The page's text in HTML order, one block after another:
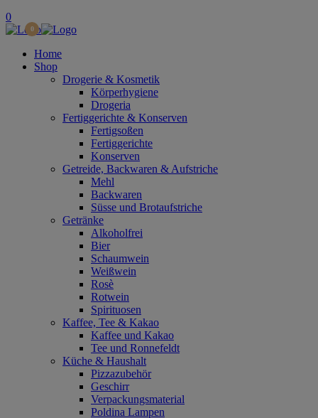
0
0
Home
Shop
Drogerie & Kosmetik
Körperhygiene
Drogeria
Fertiggerichte & Konserven
Fertigsoßen
Fertiggerichte
Konserven
Getreide, Backwaren & Aufstriche
Mehl
Backwaren
Süsse und Brotaufstriche
Getränke
Alkoholfrei
Bier
Schaumwein
Weißwein
Rosè
Rotwein
Spirituosen
Kaffee, Tee & Kakao
Kaffee und Kakao
Tee und Ronnefeldt
Küche & Haushalt
Pizzazubehör
Geschirr
Verpackungsmaterial
Poldina Lampen